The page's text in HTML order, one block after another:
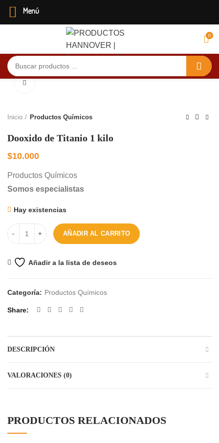
0
Inicio Productos Químicos
Dooxido de Titanio 1 kilo
$10.000
Productos Químicos
Somos especialistas
Hay existencias
Cantidad
AÑADIR AL CARRITO
Añadir a la lista de deseos
Categoría: Productos Químicos
Share
DESCRIPCIÓN
VALORACIONES (0)
PRODUCTOS RELACIONADOS
Menú